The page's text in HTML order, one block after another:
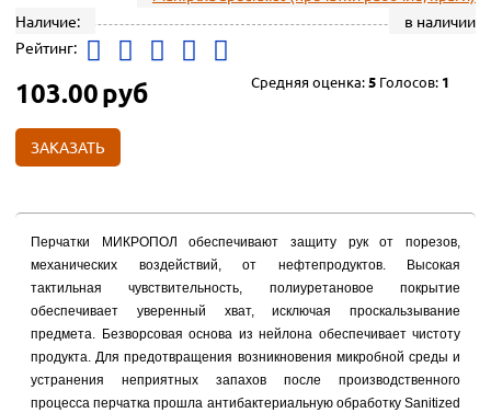
Наличие:
в наличии
Рейтинг:
Средняя оценка:5 Голосов: 1
103.00руб
ЗАКАЗАТЬ
Перчатки МИКРОПОЛ обеспечивают защиту рук от порезов,
механических воздействий, от нефтепродуктов. Высокая
тактильная чувствительность, полиуретановое покрытие
обеспечивает уверенный хват, исключая проскальзывание
предмета. Безворсовая основа из нейлона обеспечивает чистоту
продукта. Для предотвращения возникновения микробной среды и
устранения неприятных запахов после производственного
процесса перчатка прошла антибактериальную обработку Sanitized